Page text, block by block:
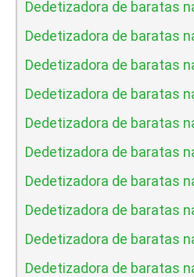
Dedetizadora de baratas
Dedetizadora de baratas
Dedetizadora de baratas
Dedetizadora de baratas
Dedetizadora de baratas
Dedetizadora de baratas
Dedetizadora de baratas
Dedetizadora de baratas
Dedetizadora de baratas
Dedetizadora de baratas